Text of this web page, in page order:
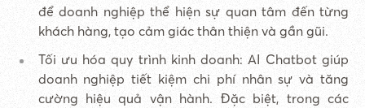
để doanh nghiệp thể hiện sự quan tâm đến từng
khách hàng, tạo cảm giác thân thiện và gần gũi.
Tối ưu hóa quy trình kinh doanh: AI Chatbot giúp
doanh nghiệp tiết kiệm chi phí nhân sự và tăng
cường hiệu quả vận hành. Đặc biệt, trong các